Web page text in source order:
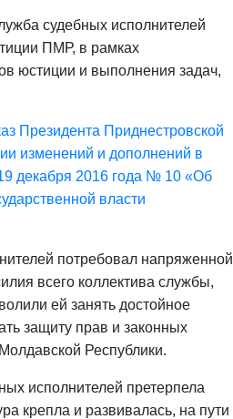
судебных исполнителей
ПМР, в рамках
юстиции и выполнения задач,
Президента Приднестровской
изменений и дополнений в
декабря 2016 года № 10 «Об
власти
потребовал напряженной
всего коллектива службы,
ей занять достойное
защиту прав и законных
Республики.
исполнителей претерпела
крепла и развивалась, на пути